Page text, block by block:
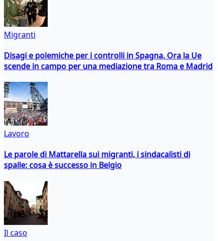
Migranti
Disagi e polemiche per i controlli in Spagna. Ora la Ue
scende in campo per una mediazione tra Roma e Madrid
Lavoro
Le parole di Mattarella sui migranti, i sindacalisti di
spalle: cosa è successo in Belgio
Il caso